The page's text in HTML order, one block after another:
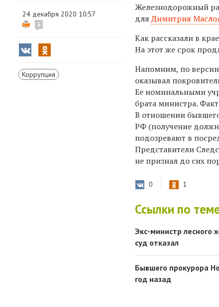
24 декабря 2020 10:57
5
Коррупция
Железнодорожный
дляДимитрия
Как рассказали в
На этот же срок
Напомним, по
оказывал
Ее номинальными
брата министра.
В отношении
РФ (получение
подозревают в
Представители
не признал до сих
0 1
Ссылки по
Экс-министр лесного
суд отказал
Бывшего прокурора
год назад